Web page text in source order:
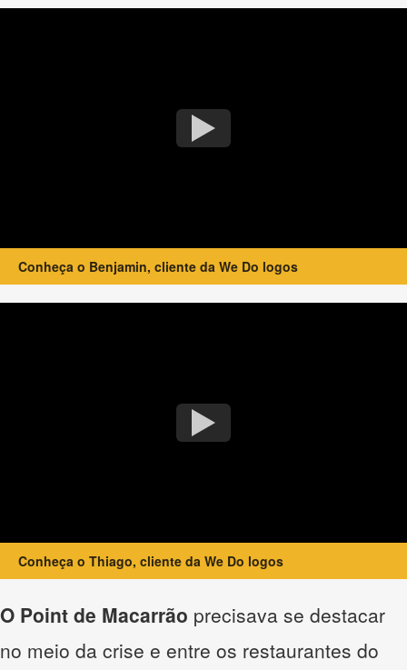
Conheça o Benjamin, cliente da We Do logos
Conheça o Thiago, cliente da We Do logos
O Point de Macarrão precisava se destacar
no meio da crise e entre os restaurantes do